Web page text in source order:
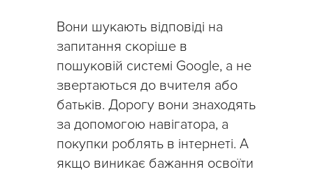
Вони шукають відповіді на
запитання скоріше в
пошуковій системі Google, а не
звертаються до вчителя або
батьків. Дорогу вони знаходять
за допомогою навігатора, а
покупки роблять в інтернеті. А
якщо виникає бажання освоїти